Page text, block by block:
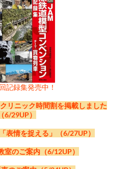
記録集発売中！
リニック時間割を掲載しました
（6/29UP）
表情を捉える」（6/27UP）
室のご案内（6/12UP）